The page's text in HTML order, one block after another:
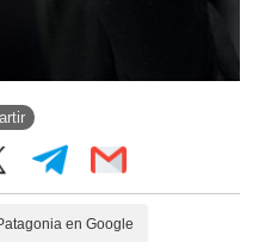
en Google